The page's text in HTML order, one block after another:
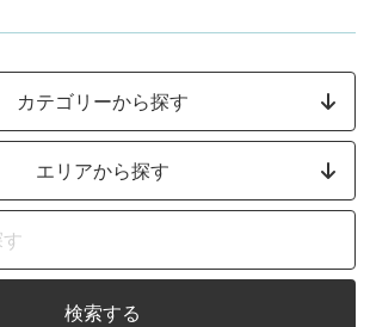
カテゴリーから探す
エリアから探す
検索する